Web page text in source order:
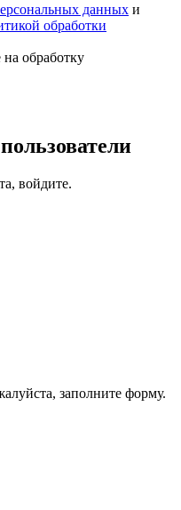
данных и
обработки
обработку
войдите.
заполните форму.